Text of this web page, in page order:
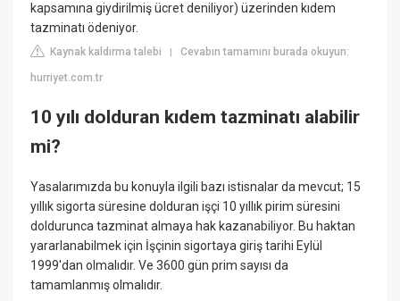
kapsamına giydirilmiş ücret deniliyor) üzerinden kıdem
tazminatı ödeniyor.
Kaynak kaldırma talebi |Cevabın tamamını burada okuyun:
hurriyet.com.tr
10 yılı dolduran kıdem tazminatı alabilir
mi?
Yasalarımızda bu konuyla ilgili bazı istisnalar da mevcut; 15
yıllık sigorta süresine dolduran işçi 10 yıllık pirim süresini
doldurunca tazminat almaya hak kazanabiliyor. Bu haktan
yararlanabilmek için İşçinin sigortaya giriş tarihi Eylül
1999'dan olmalıdır. Ve 3600 gün prim sayısı da
tamamlanmış olmalıdır.